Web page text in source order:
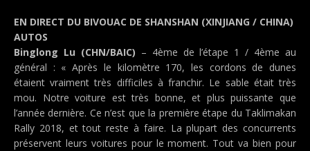
EN DIRECT DU BIVOUAC DE SHANSHAN (XINJIANG / CHINA)
AUTOS
Binglong Lu (CHN/BAIC) – 4ème de l’étape 1 / 4ème au
général : « Après le kilomètre 170, les cordons de dunes
étaient vraiment très difficiles à franchir. Le sable était très
mou. Notre voiture est très bonne, et plus puissante que
l’année dernière. Ce n’est que la première étape du Taklimakan
Rally 2018, et tout reste à faire. La plupart des concurrents
préservent leurs voitures pour le moment. Tout va bien pour